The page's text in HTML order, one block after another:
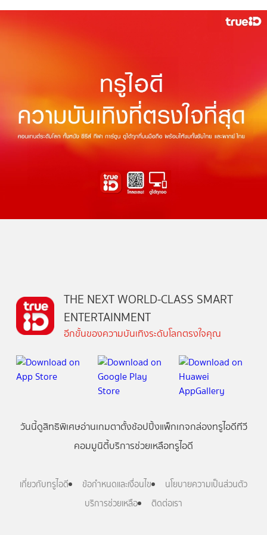
THE NEXT WORLD-CLASS SMART
ENTERTAINMENT
อีกขั้นของความบันเทิงระดับโลกตรงใจคุณ
วันนี้ดูสิทธิพิเศษอ่านเกมตาตั้งช้อปปิ้งแพ็กเกจกล่องทรูไอดีทีวี
คอมมูนิตี้บริการช่วยเหลือทรูไอดี
เกี่ยวกับทรูไอดี ข้อกำหนดและเงื่อนไข
นโยบายความเป็นส่วนตัว
บริการช่วยเหลือ
ติดต่อเรา